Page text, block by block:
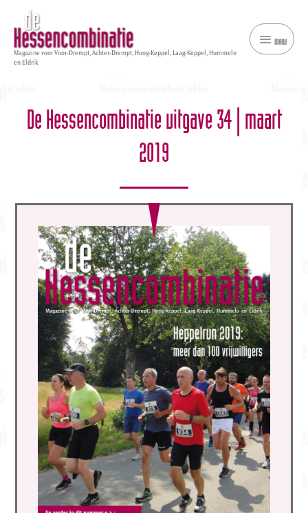
Magazine voor Voor-Drempt, Achter-Drempt, Hoog-Keppel, Laag-Keppel, Hummelo
en Eldrik
menumenu
De Hessencombinatie uitgave 34 | maart
2019